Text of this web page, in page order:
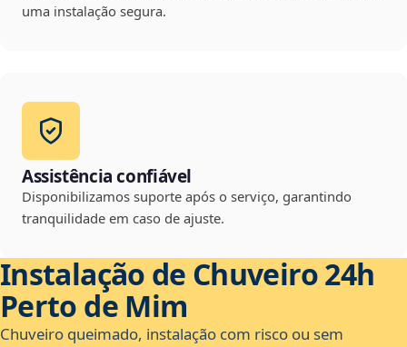
uma instalação segura.
Assistência confiável
Disponibilizamos suporte após o serviço, garantindo
tranquilidade em caso de ajuste.
Instalação de Chuveiro 24h
Perto de Mim
Chuveiro queimado, instalação com risco ou sem